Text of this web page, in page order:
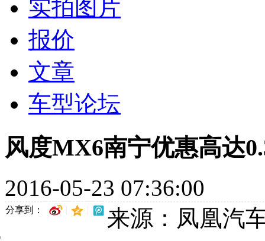
实拍图片
报价
文章
车型论坛
风度MX6南宁优惠高达
2016-05-23 07:36:00
分享到： 来源：凤凰汽